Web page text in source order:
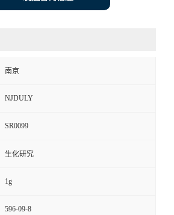
南京
NJDULY
SR0099
生化研究
1g
596-09-8